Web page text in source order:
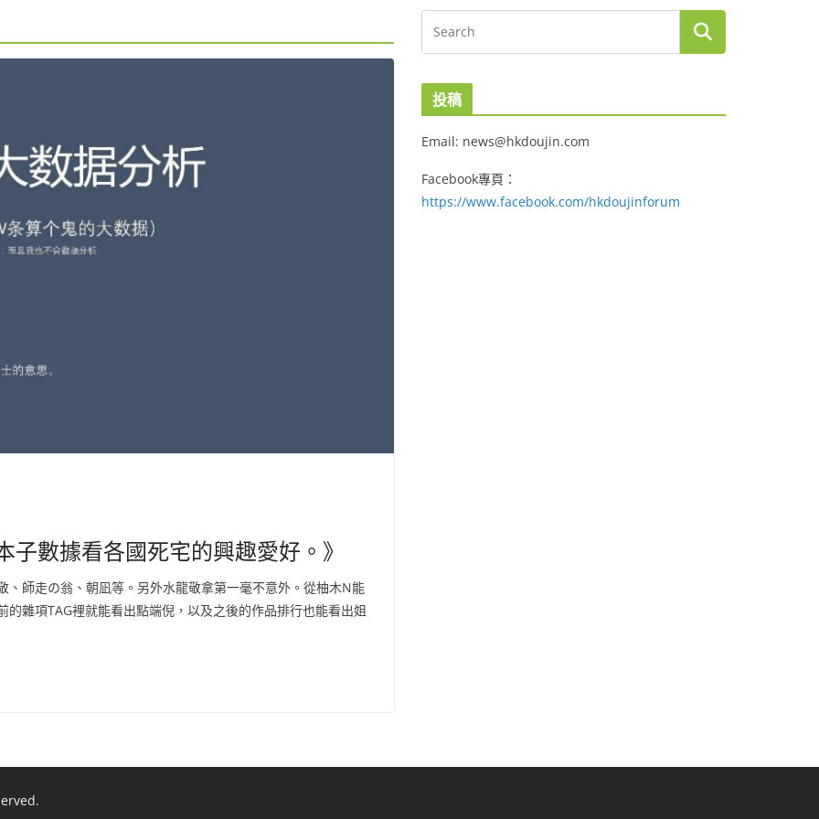
數據看各國死宅的興趣愛好。》
師走の翁、朝凪等。另外水龍敬拿第一毫不意外。從柚木N能
雜項TAG裡就能看出點端倪，以及之後的作品排行也能看出姐
投稿
Email: news@hkdoujin.com
Facebook專頁：
https://www.facebook.com/hkdoujinforum